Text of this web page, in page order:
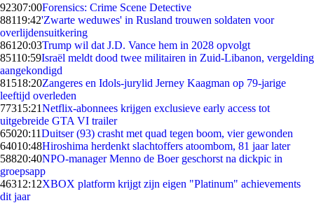
92307:00Forensics: Crime Scene Detective
88119:42'Zwarte weduwes' in Rusland trouwen soldaten voor
overlijdensuitkering
861 20:03Trump wil dat J.D. Vance hem in 2028 opvolgt
85110:59Israël meldt dood twee militairen in Zuid-Libanon, vergelding
aangekondigd
81518:20Zangeres en Idols-jurylid Jerney Kaagman op 79-jarige
leeftijd overleden
77315:21Netflix-abonnees krijgen exclusieve early access tot
uitgebreide GTA VI trailer
65020:11Duitser (93) crasht met quad tegen boom, vier gewonden
64010:48Hiroshima herdenkt slachtoffers atoombom, 81 jaar later
58820:40NPO-manager Menno de Boer geschorst na dickpic in
groepsapp
46312:12XBOX platform krijgt zijn eigen "Platinum" achievements
dit jaar